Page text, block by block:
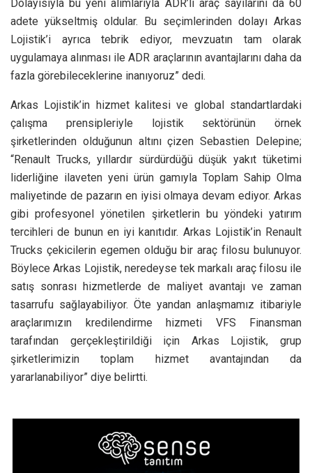
Dolayısıyla bu yeni alımlarıyla ADR’li araç sayılarını da 60
adete yükseltmiş oldular. Bu seçimlerinden dolayı Arkas
Lojistik’i ayrıca tebrik ediyor, mevzuatın tam olarak
uygulamaya alınması ile ADR araçlarının avantajlarını daha da
fazla görebileceklerine inanıyoruz” dedi.
Arkas Lojistik’in hizmet kalitesi ve global standartlardaki
çalışma prensipleriyle lojistik sektörünün örnek
şirketlerinden olduğunun altını çizen Sebastien Delepine;
“Renault Trucks, yıllardır sürdürdüğü düşük yakıt tüketimi
liderliğine ilaveten yeni ürün gamıyla Toplam Sahip Olma
maliyetinde de pazarın en iyisi olmaya devam ediyor. Arkas
gibi profesyonel yönetilen şirketlerin bu yöndeki yatırım
tercihleri de bunun en iyi kanıtıdır. Arkas Lojistik’in Renault
Trucks çekicilerin egemen olduğu bir araç filosu bulunuyor.
Böylece Arkas Lojistik, neredeyse tek markalı araç filosu ile
satış sonrası hizmetlerde de maliyet avantajı ve zaman
tasarrufu sağlayabiliyor. Öte yandan anlaşmamız itibariyle
araçlarımızın kredilendirme hizmeti VFS Finansman
tarafından gerçekleştirildiği için Arkas Lojistik, grup
şirketlerimizin toplam hizmet avantajından da
yararlanabiliyor” diye belirtti.